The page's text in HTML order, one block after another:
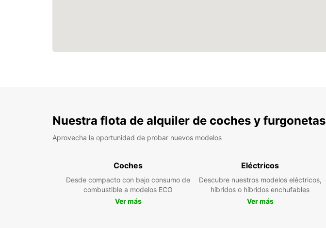
Nuestra flota de alquiler de coches y furgonetas
Aprovecha la oportunidad de probar nuevos modelos
Coches
Desde compacto con bajo consumo de
combustible a modelos ECO
Ver más
Eléctricos
Descubre nuestros modelos eléctricos,
híbridos o híbridos enchufables
Ver más